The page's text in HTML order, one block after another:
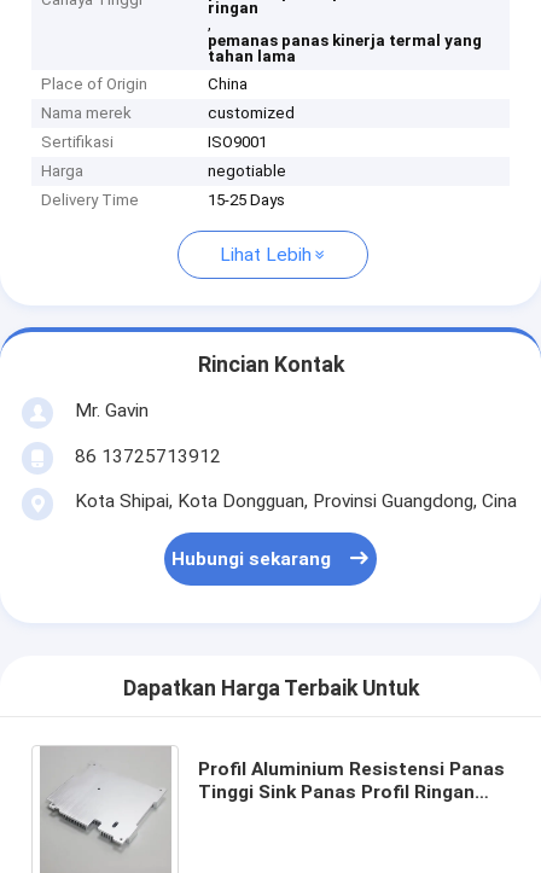
ringan
,
pemanas panas kinerja termal yang
tahan lama
Place of Origin
China
Nama merek
customized
Sertifikasi
ISO9001
Harga
negotiable
Delivery Time
15-25 Days
Lihat Lebih
Rincian Kontak
Mr. Gavin
86 13725713912
Kota Shipai, Kota Dongguan, Provinsi Guangdong, Cina
Hubungi sekarang
Dapatkan Harga Terbaik Untuk
Profil Aluminium Resistensi Panas
Tinggi Sink Panas Profil Ringan